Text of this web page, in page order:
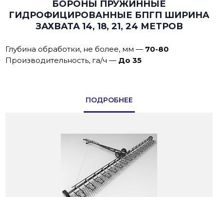
БОРОНЫ ПРУЖИННЫЕ
ГИДРОФИЦИРОВАННЫЕ БПГП ШИРИНА
ЗАХВАТА 14, 18, 21, 24 МЕТРОВ
Глубина обработки, не более, мм— 70-80
Производительность, га/ч— До 35
ПОДРОБНЕЕ